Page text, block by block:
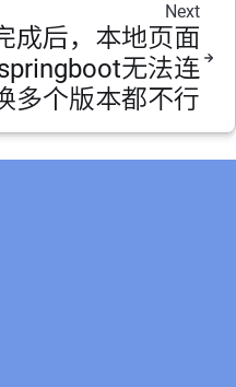
Next
成后，本地页面
无法连
多个版本都不行